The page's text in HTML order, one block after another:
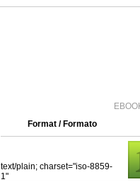
Format / Formato
text/plain; charset="iso-8859-
1"